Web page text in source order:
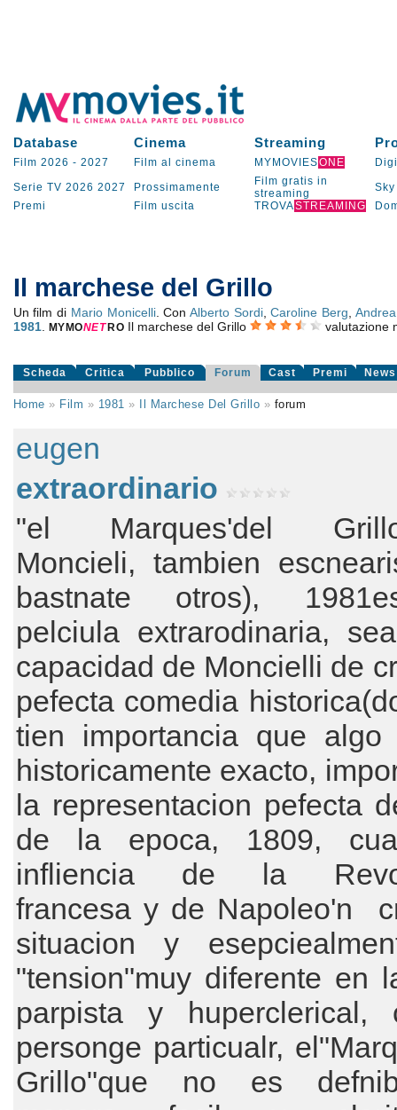
Database Cinema Streaming
Film 2026 - 2027 Film al cinema MYMOVIESONE
Serie TV 2026 2027 Prossimamente
Film gratis in
streaming
Sky
Premi
Film uscita TROVASTREAMING
Il marchese del Grillo
Un film di Mario Monicelli. ConAlberto Sordi,Caroline Berg
1981. MYMONET RO Il marchese del Grillo valutazione
Scheda Critica Pubblico Forum Cast Premi News
Home » Film » 1981 » Il Marchese Del Grillo » forum
eugen
extraordinario
"el Marques'del
Moncieli, tambien
bastnate otros),
pelciula extrarodinaria,
capacidad de Moncielli de
pefecta comedia
tien importancia que
historicamente exacto,
la representacion pefecta
de la epoca, 1809,
infliencia de la
francesa y de Napoleo'n
situacion y
"tension"muy diferente en
parpista y huperclerical,
personge particualr,
Grillo"que no es